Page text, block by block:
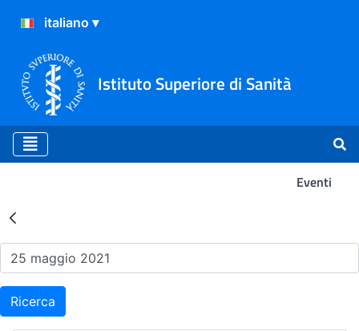
Istituto Superiore di Sanità
Eventi
Risultati della Ricerca -
Ricerca